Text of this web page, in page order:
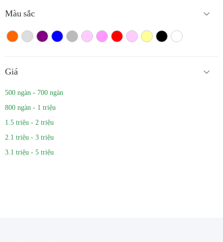
Màu sắc
Màu camTrắng màu
Tím XanhXám Hồng nhạtHồng đậm
Đỏ HồngVàngMàu đenTrắng
Giá
500 ngàn - 700 ngàn
800 ngàn - 1 triệu
1.5 triệu - 2 triệu
2.1 triệu - 3 triệu
3.1 triệu - 5 triệu